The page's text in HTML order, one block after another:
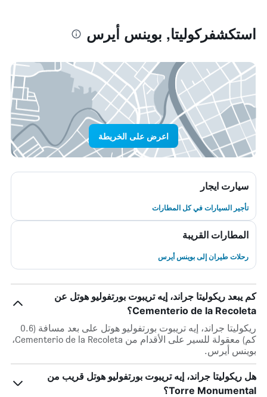
استكشفركوليتا, بوينس أيرس
اعرض على الخريطة
سيارت ايجار
تأجير السيارات في كل المطارات
المطارات القريبة
رحلات طيران إلى بوينس أيرس
كم يبعد ريكوليتا جراند، إيه تريبوت بورتفوليو هوتل عن
Cementerio de la Recoleta؟
ريكوليتا جراند، إيه تريبوت بورتفوليو هوتل على بعد مسافة (0.6
كم) معقولة للسير على الأقدام من Cementerio de la Recoleta،
بوينس أيرس.
هل ريكوليتا جراند، إيه تريبوت بورتفوليو هوتل قريب من
Torre Monumental؟